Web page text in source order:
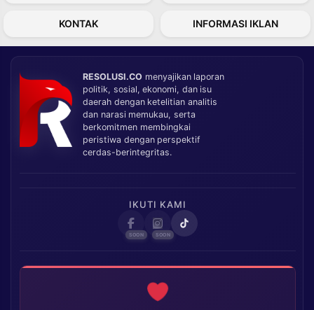
KONTAK INFORMASI IKLAN
RESOLUSI.CO menyajikan laporan
politik, sosial, ekonomi, dan isu
daerah dengan ketelitian analitis
dan narasi memukau, serta
berkomitmen membingkai
peristiwa dengan perspektif
cerdas-berintegritas.
IKUTI KAMI